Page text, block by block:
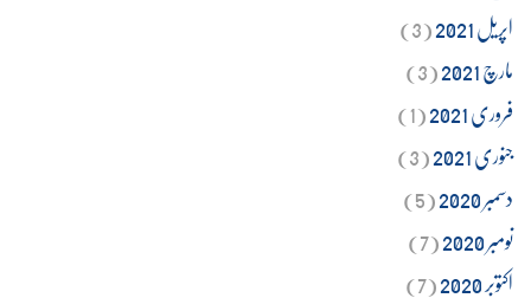
اپریل 2021
(3)
مارچ 2021
(3)
فروری 2021
(1)
جنوری 2021
(3)
دسمبر 2020
(5)
نومبر 2020
(7)
اکتوبر 2020
(7)